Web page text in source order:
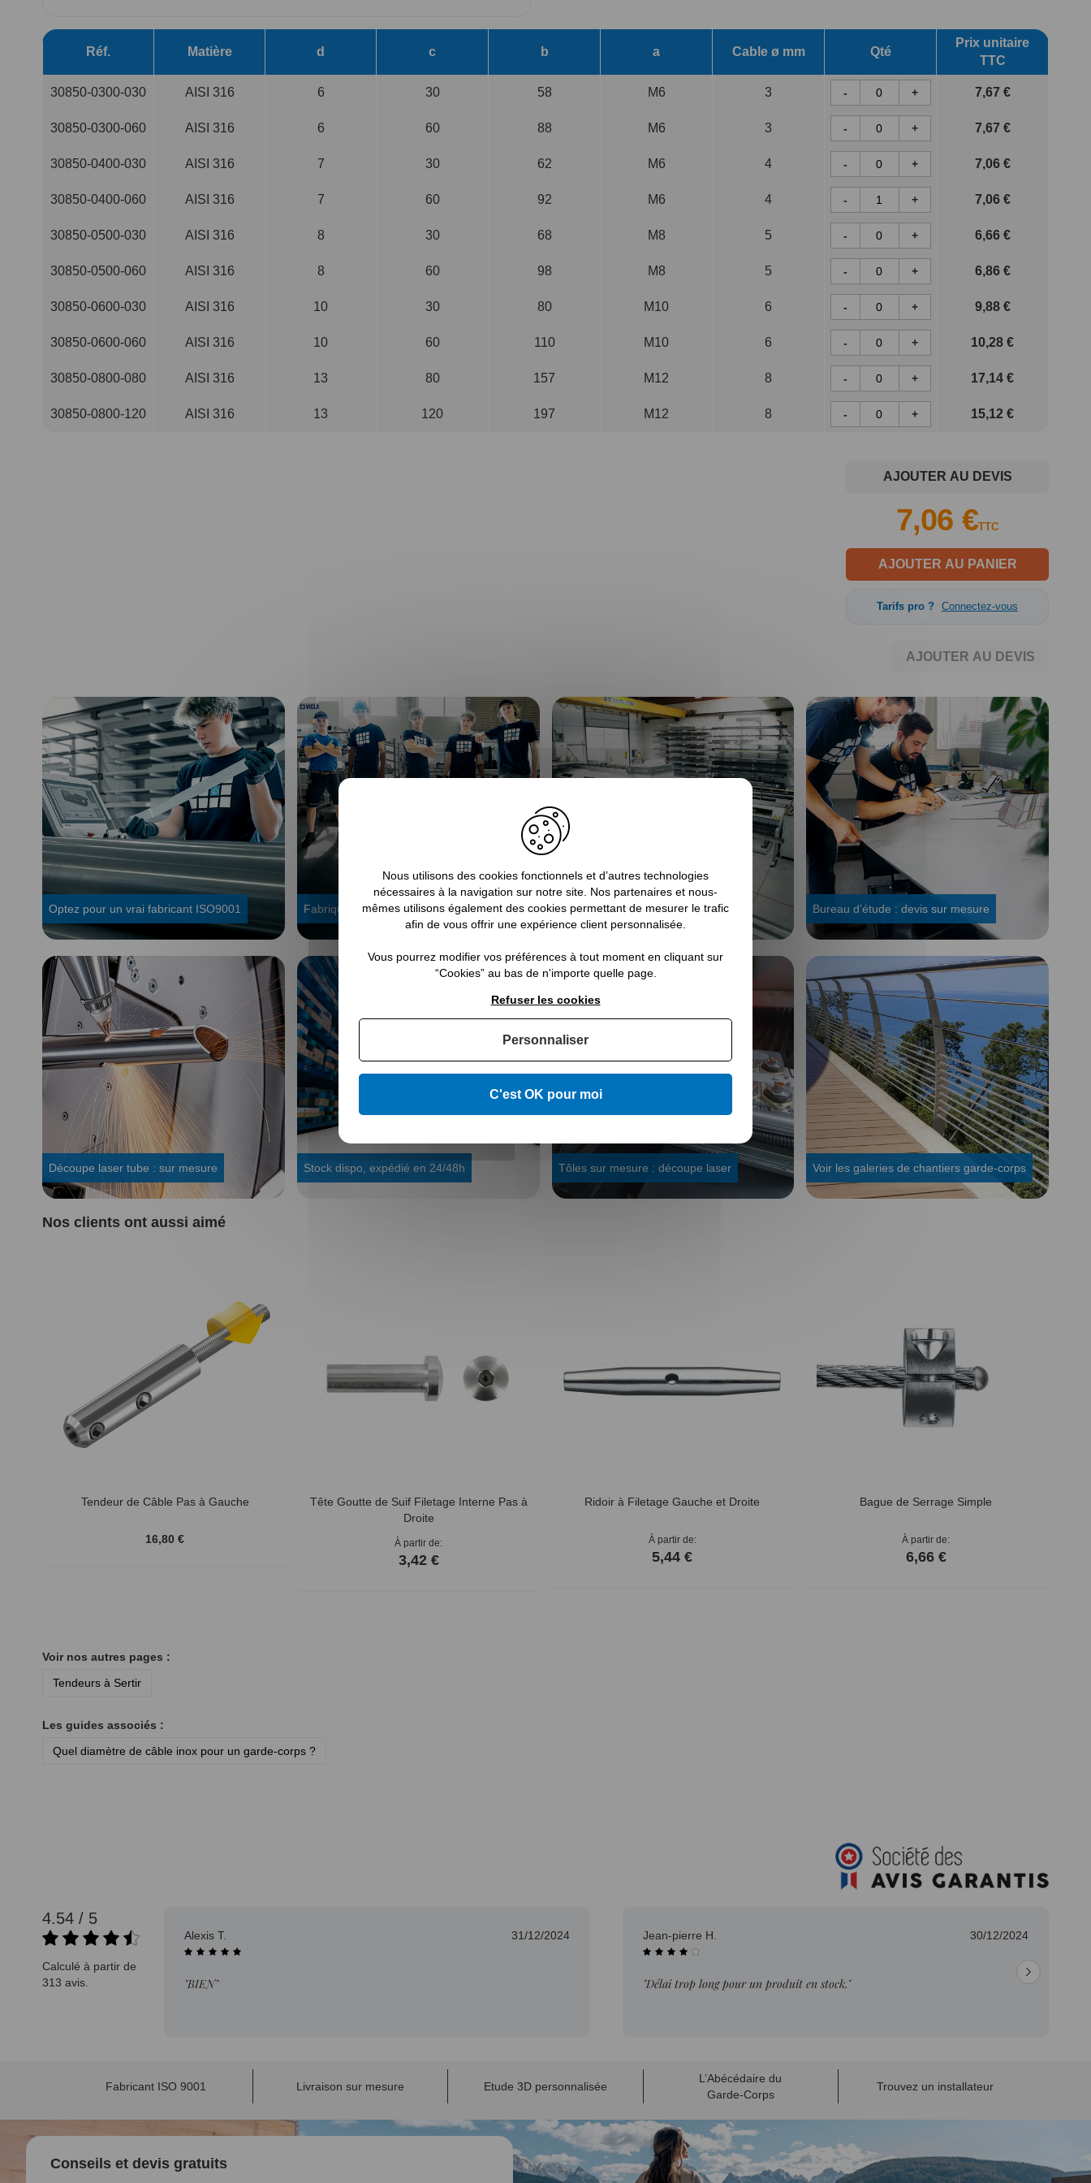
au
de
d’images
Réf. Matière d c b a Cable ø mm Qté
Prix unitaire
TTC
30850-0300-030 AISI 316 6 30 58 M6 3 - + 7,67 €
30850-0300-060 AISI 316 6 60 88 M6 3 - + 7,67 €
30850-0400-030 AISI 316 7 30 62 M6 4 - + 7,06 €
30850-0400-060 AISI 316 7 60 92 M6 4 - + 7,06 €
30850-0500-030 AISI 316 8 30 68 M8 5 - + 6,66 €
30850-0500-060 AISI 316 8 60 98 M8 5 - + 6,86 €
30850-0600-030 AISI 316 10 30 80 M10 6 - + 9,88 €
30850-0600-060 AISI 316 10 60 110 M10 6 - + 10,28 €
30850-0800-080 AISI 316 13 80 157 M12 8 - + 17,14 €
30850-0800-120 AISI 316 13 120 197 M12 8 - + 15,12 €
AJOUTER AU PANIER
7,06 €TTC
AJOUTER AU DEVIS
Tarifs pro ? Connectez-vous
AJOUTER AU DEVIS
Optez pour un vrai fabricant ISO9001 Fabriqué en usine par nos experts Fabrication 4.0 certifiée ISO 9001 Bureau d’étude : devis sur mesure
Découpe laser tube : sur mesure Stock dispo, expédié en 24/48h Tôles sur mesure : découpe laser Voir les galeries de chantiers garde-corps
Nos clients ont aussi aimé
Tendeur de Câble Pas à Gauche
16,80 €
Tête Goutte de Suif Filetage Interne Pas à
Droite
À partir de
3,42 €
Ridoir à Filetage Gauche et Droite
À partir de
5,44 €
Bague de Serrage Simple
À partir de
6,66 €
Voir nos autres pages :
Tendeurs à Sertir
Les guides associés :
Quel diamètre de câble inox pour un garde-corps ?
4.54 / 5
Calculé à partir de
313 avis.
08/08/2025 Alexis T. 31/12/2024
"BIEN"
Jean-pierre H. 30/12/2024
"Délai trop long pour un produit en stock."
Fabricant ISO 9001 Livraison sur mesure Etude 3D personnalisée
L’Abécédaire du
Garde-Corps
Trouvez un installateur
Conseils et devis gratuits
Nous utilisons des cookies fonctionnels et d’autres technologies
nécessaires à la navigation sur notre site. Nos partenaires et nous-
mêmes utilisons également des cookies permettant de mesurer le trafic
afin de vous offrir une expérience client personnalisée.
Vous pourrez modifier vos préférences à tout moment en cliquant sur
“Cookies” au bas de n'importe quelle page.
C'est OK pour moi
Refuser les cookies
Personnaliser